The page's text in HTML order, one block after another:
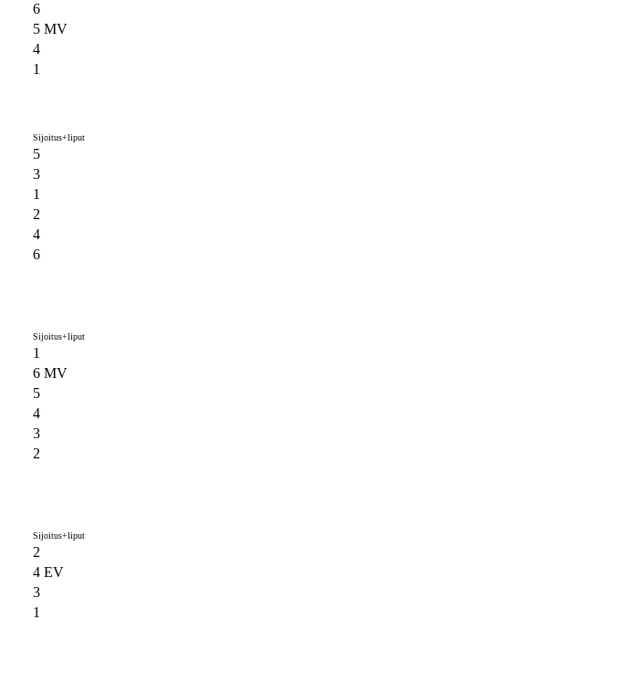
6
5 MV
4
1
Sijoitus+liput
5
3
1
2
4
6
Sijoitus+liput
1
6 MV
5
4
3
2
Sijoitus+liput
2
4 EV
3
1